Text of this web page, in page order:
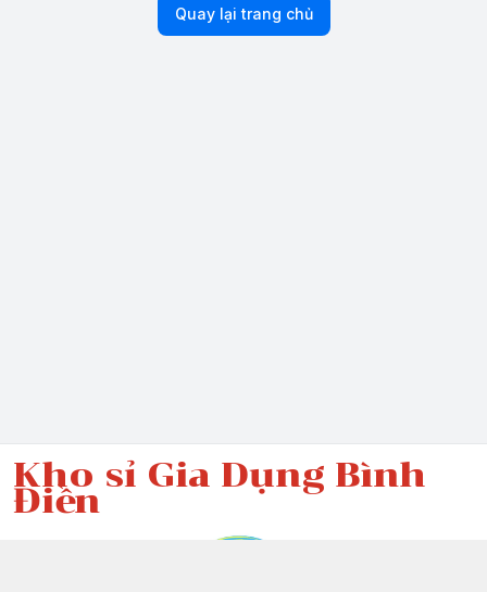
Quay lại trang chủ
Kho sỉ Gia Dụng Bình
Điền